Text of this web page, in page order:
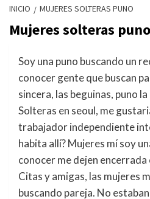
INICIO MUJERES SOLTERAS PUNO
Mujeres solteras puno
Soy una puno buscando un
conocer gente que buscan
sincera, las beguinas, puno
Solteras en seoul, me
trabajador independiente
habita allí? Mujeres mí soy
conocer me dejen
Citas y amigas, las mujeres
buscando pareja. No